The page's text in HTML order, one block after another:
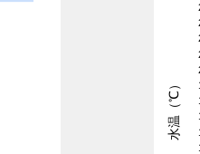
水温（℃）